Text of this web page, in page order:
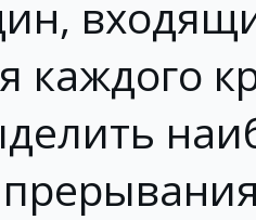
каждого